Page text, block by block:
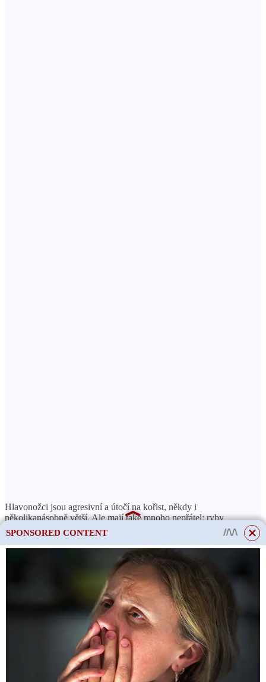
Hlavonožci jsou agresivní a útočí na kořist, někdy i
několikanásobně větší. Ale mají také mnoho nepřátel: ryby
(žraloci, murény, tuňák, makrela, treska), ptáci (albatrosi, skuas,
tučňáci) a mořští savci (zubaté velryby, delfíni a tuleni).
Vysoce vyvinutý nervový systém a smyslové orgány zajišťují
komplexní chování hlavonožců.
Hlavonožci však mají spolehlivé obranné orgány. Brání se nejen
mocnými chapadly, ale i zobákem. Při útoku se prokousávají i
tvrdými krunýři mlžů. I. A. Akimushkin píše: „Čtyř až
šestikilogramová chobotnice snadno prokousne drátěné lano
přívlačového prutu. A v případě nebezpečí jsou schopni okamžitě
použít své maskování nebo náhle se objevující děsivé barvy.
V okamžiku nebezpečí vystříkne chobotnice, sépie nebo
chobotnice proud černé tekutiny z trychtýře. Tato tekutina je
SPONSORED CONTENT